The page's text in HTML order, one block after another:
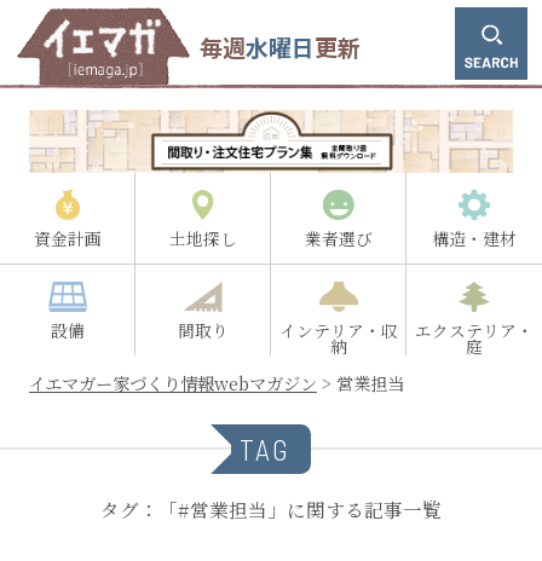
毎週水曜日更新
資金計画 土地探し 業者選び 構造・建材
設備 間取り インテリア・収
納
エクステリア・
庭
イエマガー家づくり情報webマガジン > 営業担当
TAG
タグ：「#営業担当」に関する記事一覧